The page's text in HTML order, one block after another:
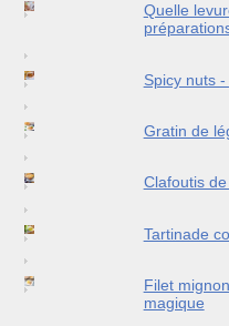
Quelle
Spicy nuts
Gratin de
Clafoutis
Tartinade
Filet
magique